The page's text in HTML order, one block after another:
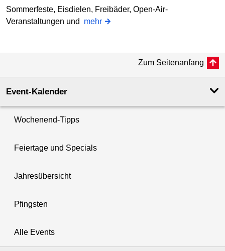
Sommerfeste, Eisdielen, Freibäder, Open-Air-
Veranstaltungen und mehr
Zum Seitenanfang
Event-Kalender
Wochenend-Tipps
Feiertage und Specials
Jahresübersicht
Pfingsten
Alle Events